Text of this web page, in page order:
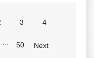
3 4
50 Next